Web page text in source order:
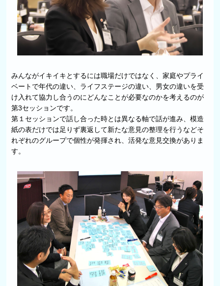
みんながイキイキとするには職場だけではなく、家庭やプライ
ベートで年代の違い、ライフステージの違い、男女の違いを受
け入れて協力し合うのにどんなことが必要なのかを考えるのが
第3セッションです。
第１セッションで話し合った時とは異なる軸で話が進み、模造
紙の表だけでは足りず裏返して新たな意見の整理を行うなどそ
れぞれのグループで個性が発揮され、活発な意見交換がありま
す。